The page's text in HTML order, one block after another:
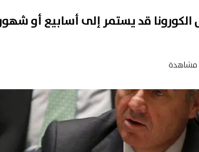
قد يستمر إلى أسابيع أو